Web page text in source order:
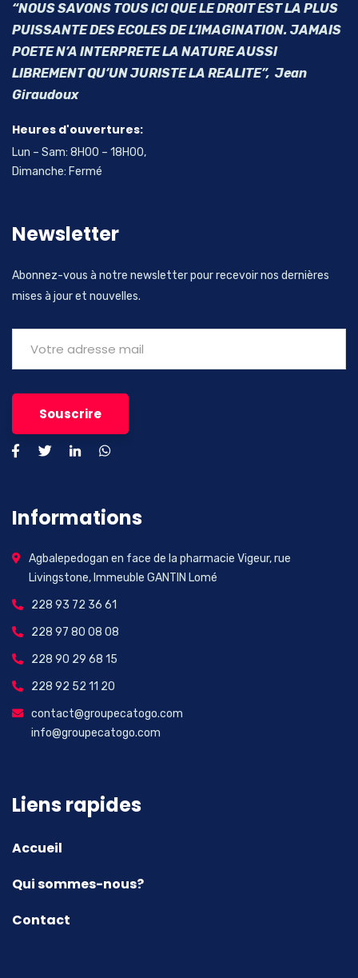
“NOUS SAVONS TOUS ICI QUE LE DROIT EST LA PLUS
PUISSANTE DES ECOLES DE L’IMAGINATION. JAMAIS
POETE N’A INTERPRETE LA NATURE AUSSI
LIBREMENT QU’UN JURISTE LA REALITE”, Jean
Giraudoux
Heures d'ouvertures:
Lun – Sam: 8H00 – 18H00,
Dimanche: Fermé
Newsletter
Abonnez-vous à notre newsletter pour recevoir nos dernières
mises à jour et nouvelles.
Informations
Agbalepedogan en face de la pharmacie Vigeur, rue
Livingstone, Immeuble GANTIN Lomé
228 93 72 36 61
228 97 80 08 08
228 90 29 68 15
228 92 52 11 20
contact@groupecatogo.com
info@groupecatogo.com
Liens rapides
Accueil
Qui sommes-nous?
Contact